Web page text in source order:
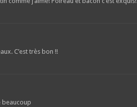
C’est très bon !!
beaucoup